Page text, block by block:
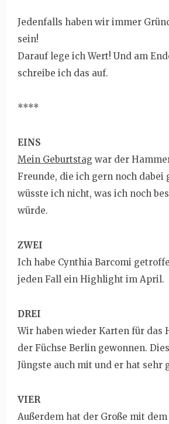
Jedenfalls haben wir immer
sein!
Darauf lege ich Wert! Und am
schreibe ich das auf.
****
EINS
Mein Geburtstag war der
Freunde, die ich gern noch dabei
wüsste ich nicht, was ich noch
würde.
ZWEI
Ich habe Cynthia Barcomi
jeden Fall ein Highlight im April.
DREI
Wir haben wieder Karten für das
der Füchse Berlin gewonnen.
Jüngste auch mit und er hat sehr
VIER
Außerdem hat der Große mit